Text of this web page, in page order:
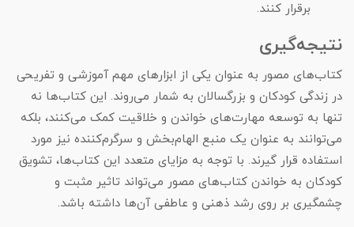
برقرار کنند.
نتیجه‌گیری
کتاب‌های مصور به عنوان یکی از ابزارهای مهم آموزشی و تفریحی
در زندگی کودکان و بزرگسالان به شمار می‌روند. این کتاب‌ها نه
تنها به توسعه مهارت‌های خواندن و خلاقیت کمک می‌کنند، بلکه
می‌توانند به عنوان یک منبع الهام‌بخش و سرگرم‌کننده نیز مورد
استفاده قرار گیرند. با توجه به مزایای متعدد این کتاب‌ها، تشویق
کودکان به خواندن کتاب‌های مصور می‌تواند تاثیر مثبت و
چشمگیری بر روی رشد ذهنی و عاطفی آن‌ها داشته باشد.